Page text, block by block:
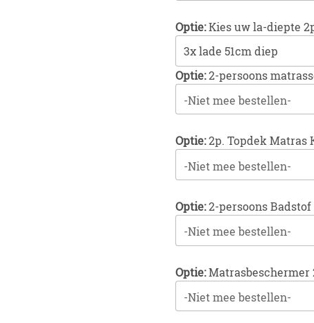
Optie:Kies uw la-diepte
Optie:2-persoons
-Niet mee bestellen-
Optie:2p. Topdek Matras
-Niet mee bestellen-
Optie:2-persoons
-Niet mee bestellen-
Optie:Matrasbeschermer
-Niet mee bestellen-